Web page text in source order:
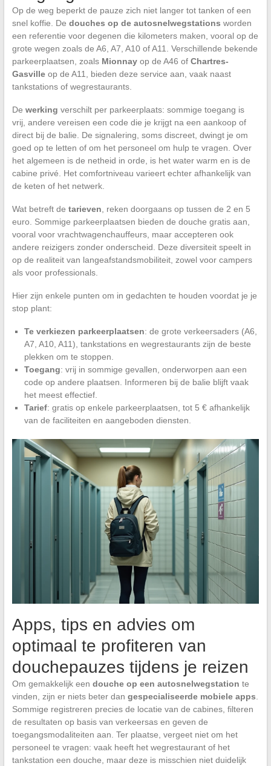
Op de weg beperkt de pauze zich niet langer tot tanken of een
snel koffie. De douches op de autosnelwegstations worden
een referentie voor degenen die kilometers maken, vooral op de
grote wegen zoals de A6, A7, A10 of A11. Verschillende bekende
parkeerplaatsen, zoals Mionnayop de A46 of Chartres-
Gasvilleop de A11, bieden deze service aan, vaak naast
tankstations of wegrestaurants.
De werking verschilt per parkeerplaats: sommige toegang is
vrij, andere vereisen een code die je krijgt na een aankoop of
direct bij de balie. De signalering, soms discreet, dwingt je om
goed op te letten of om het personeel om hulp te vragen. Over
het algemeen is de netheid in orde, is het water warm en is de
cabine privé. Het comfortniveau varieert echter afhankelijk van
de keten of het netwerk.
Wat betreft de tarieven , reken doorgaans op tussen de 2 en 5
euro. Sommige parkeerplaatsen bieden de douche gratis aan,
vooral voor vrachtwagenchauffeurs, maar accepteren ook
andere reizigers zonder onderscheid. Deze diversiteit speelt in
op de realiteit van langeafstandsmobiliteit, zowel voor campers
als voor professionals.
Hier zijn enkele punten om in gedachten te houden voordat je je
stop plant:
Te verkiezen parkeerplaatsen: de grote verkeersaders (A6,
A7, A10, A11), tankstations en wegrestaurants zijn de beste
plekken om te stoppen.
Toegang: vrij in sommige gevallen, onderworpen aan een
code op andere plaatsen. Informeren bij de balie blijft vaak
het meest effectief.
Tarief: gratis op enkele parkeerplaatsen, tot 5 € afhankelijk
van de faciliteiten en aangeboden diensten.
Apps, tips en advies om
optimaal te profiteren van
douchepauzes tijdens je reizen
Om gemakkelijk een douche op een autosnelwegstation te
vinden, zijn er niets beter dan gespecialiseerde mobiele apps
Sommige registreren precies de locatie van de cabines, filteren
de resultaten op basis van verkeersas en geven de
toegangsmodaliteiten aan. Ter plaatse, vergeet niet om het
personeel te vragen: vaak heeft het wegrestaurant of het
tankstation een douche, maar deze is misschien niet duidelijk